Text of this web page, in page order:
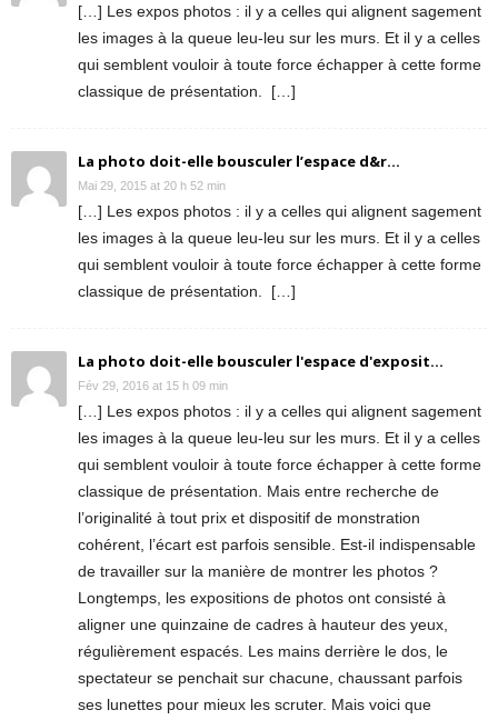
[…] Les expos photos : il y a celles qui alignent sagement
les images à la queue leu-leu sur les murs. Et il y a celles
qui semblent vouloir à toute force échapper à cette forme
classique de présentation. […]
La photo doit-elle bousculer l’espace d&r...
Mai 29, 2015 at 20 h 52 min
[…] Les expos photos : il y a celles qui alignent sagement
les images à la queue leu-leu sur les murs. Et il y a celles
qui semblent vouloir à toute force échapper à cette forme
classique de présentation. […]
La photo doit-elle bousculer l'espace d'exposit...
Fév 29, 2016 at 15 h 09 min
[…] Les expos photos : il y a celles qui alignent sagement
les images à la queue leu-leu sur les murs. Et il y a celles
qui semblent vouloir à toute force échapper à cette forme
classique de présentation. Mais entre recherche de
l’originalité à tout prix et dispositif de monstration
cohérent, l’écart est parfois sensible. Est-il indispensable
de travailler sur la manière de montrer les photos ?
Longtemps, les expositions de photos ont consisté à
aligner une quinzaine de cadres à hauteur des yeux,
régulièrement espacés. Les mains derrière le dos, le
spectateur se penchait sur chacune, chaussant parfois
ses lunettes pour mieux les scruter. Mais voici que